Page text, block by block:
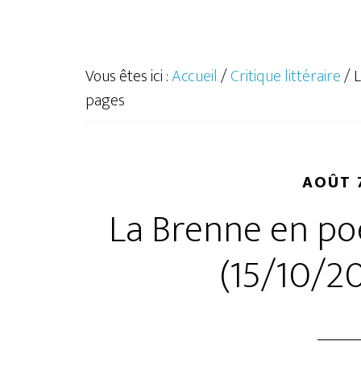
Vous êtes ici :Accueil/Critique littéraire/
pages
AOÛT
La Brenne en
(15/10/